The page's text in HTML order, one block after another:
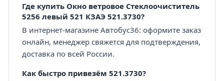
Где купить Окно ветровое Стеклоочиститель
5256 левый 521 КЗАЭ 521.3730?
В интернет-магазине Автобус36: оформите заказ
онлайн, менеджер свяжется для подтверждения,
доставка по всей России.
Как быстро привезём 521.3730?